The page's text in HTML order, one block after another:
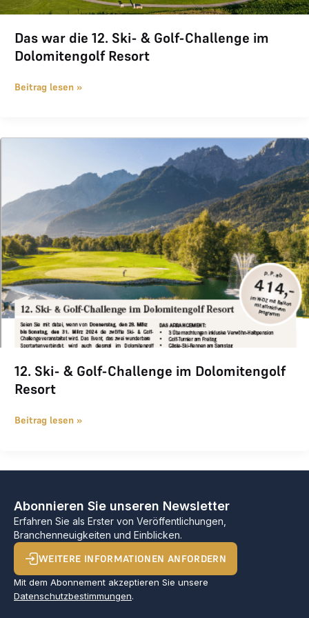
Das war die 12. Ski- & Golf-Challenge im
Dolomitengolf Resort
Beitrag lesen »
12. Ski- & Golf-Challenge im Dolomitengolf
Resort
12. Ski- & Golf-Challenge im Dolomitengolf Resort
Beitrag lesen »
Abonnieren Sie unseren Newsletter
Erfahren Sie als Erster von Veröffentlichungen,
Branchenneuigkeiten und Einblicken.
WEITERE INFORMATIONEN ANFORDERN
Mit dem Abonnement akzeptieren Sie unsere
Datenschutzbestimmungen.